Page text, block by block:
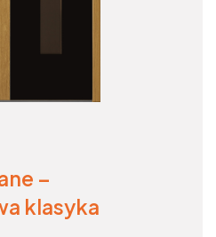
–
klasyka